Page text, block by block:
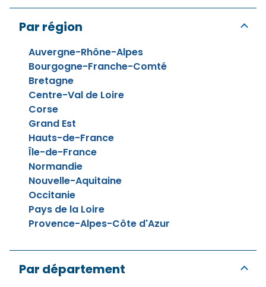
Par région
Auvergne-Rhône-Alpes
Bourgogne-Franche-Comté
Bretagne
Centre-Val de Loire
Corse
Grand Est
Hauts-de-France
Île-de-France
Normandie
Nouvelle-Aquitaine
Occitanie
Pays de la Loire
Provence-Alpes-Côte d'Azur
Par département